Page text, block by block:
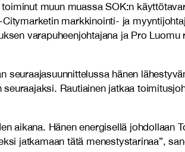
muun muassa SOK:n
markkinointi- ja
varapuheenjohtajana ja Pro Luomu
hänen
Rautiainen jatkaa
aikana. Hänen energisellä johdollaan
jatkamaan tätä menestystarinaa”,